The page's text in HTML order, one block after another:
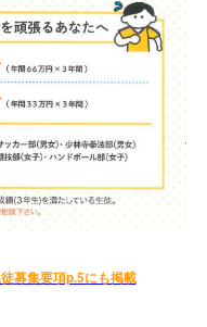
募集要項p.5にも掲載